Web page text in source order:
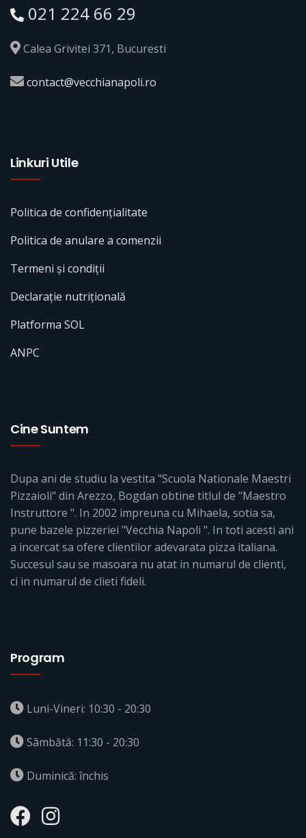
Cine Suntem
Dupa ani de studiu la vestita "Scuola Nationale Maestri
Pizzaioli" din Arezzo, Bogdan obtine titlul de "Maestro
Instruttore ". In 2002 impreuna cu Mihaela, sotia sa,
pune bazele pizzeriei "Vecchia Napoli ". In toti acesti ani
a incercat sa ofere clientilor adevarata pizza italiana.
Succesul sau se masoara nu atat in numarul de clienti,
ci in numarul de clieti fideli.
Linkuri Utile
Politica de confidențialitate
Politica de anulare a comenzii
Termeni și condiții
Declarație nutrițională
Platforma SOL
ANPC
Program
Luni-Vineri: 10:30 - 20:30
Sâmbătă: 11:30 - 20:30
Duminică: închis
021 224 66 29
Calea Grivitei 371, Bucuresti
contact@vecchianapoli.ro